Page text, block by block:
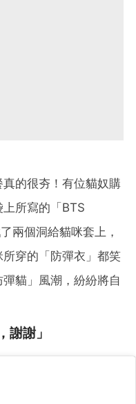
的很夯！有位貓奴購
所寫的「BTS
兩個洞給貓咪套上，
穿的「防彈衣」都笑
貓」風潮，紛紛將自
謝謝」